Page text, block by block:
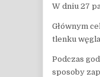
W dniu 27
Głównym
tlenku
Podczas
sposoby